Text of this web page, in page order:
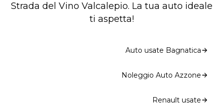
Strada del Vino Valcalepio. La tua auto ideale
ti aspetta!
Auto usate Bagnatica
Noleggio Auto Azzone
Renault usate